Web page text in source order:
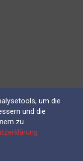
um die
und die
zu